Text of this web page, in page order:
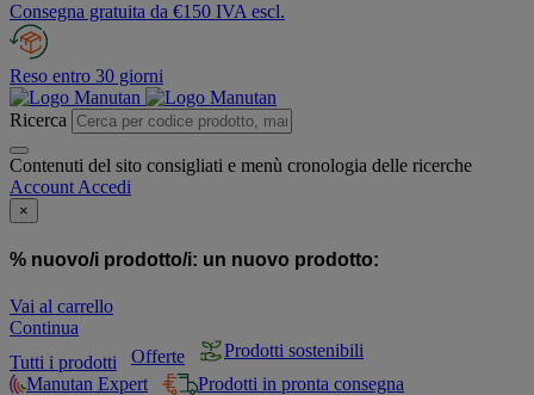
Consegna gratuita da €150 IVA escl.
Reso entro 30 giorni
Ricerca
Contenuti del sito consigliati e menù cronologia delle ricerche
Account Accedi
×
% nuovo/i prodotto/i: un nuovo prodotto:
Vai al carrello
Continua
Tutti i prodotti
Offerte
Prodotti sostenibili
Manutan Expert
Prodotti in pronta consegna